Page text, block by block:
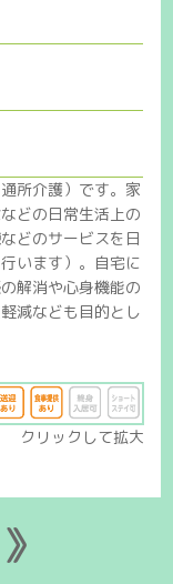
所介護）です。家
どの日常生活上の
どのサービスを日
います）。自宅に
解消や心身機能の
減なども目的とし
クリックして拡大